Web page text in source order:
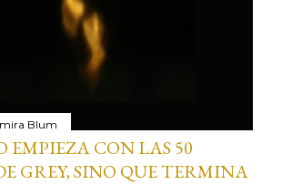
Blum
EMPIEZA CON LAS 50
GREY, SINO QUE TERMINA